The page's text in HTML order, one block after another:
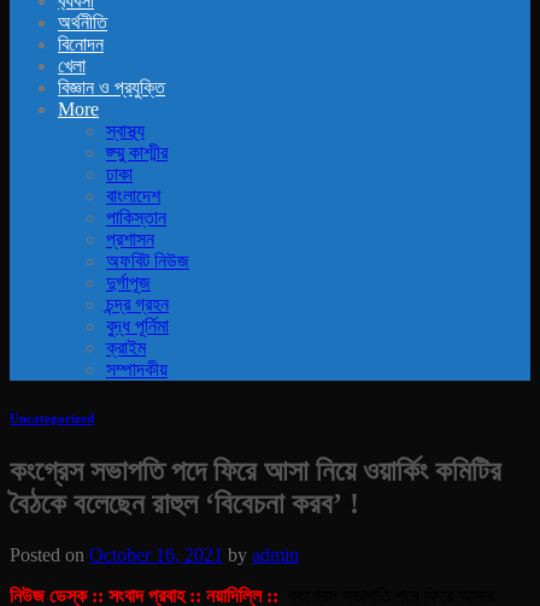
অর্থনীতি
বিনোদন
খেলা
বিজ্ঞান ও প্রযুক্তি
More
স্বাস্থ্য
জ্ম্মু কাশ্মীর
ঢাকা
বাংলাদেশ
পাকিস্তান
প্রশাসন
অফবিট নিউজ
দুর্গাপূজ
চন্দ্র গ্রহন
বুদ্ধ পূর্নিমা
ক্রাইম
সম্পাদকীয়
Uncategorized
কংগ্রেস সভাপতি পদে ফিরে আসা নিয়ে ওয়ার্কিং কমিটির
বৈঠকে বলেছেন রাহুল ‘বিবেচনা করব’ !
Posted on October 16, 2021 by admin
নিউজ ডেস্ক :: সংবাদ প্রবাহ :: নয়াদিল্লি ::